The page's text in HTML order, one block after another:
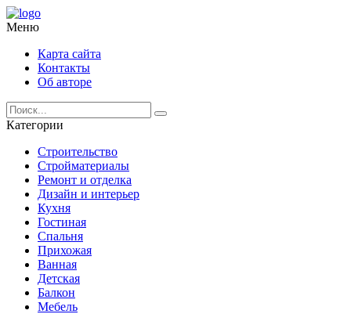
Меню
Карта сайта
Контакты
Об авторе
Категории
Строительство
Стройматериалы
Ремонт и отделка
Дизайн и интерьер
Кухня
Гостиная
Спальня
Прихожая
Ванная
Детская
Балкон
Мебель